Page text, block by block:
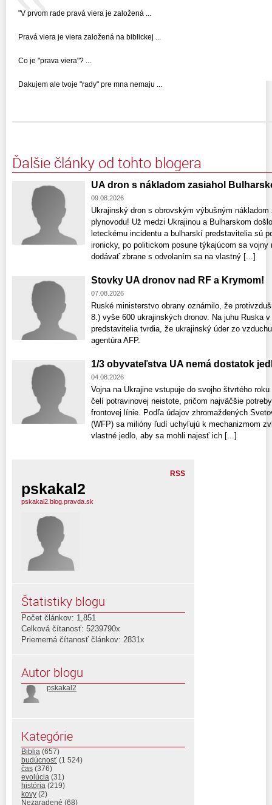
"V prvom rade pravá viera je založená ...
Pravá viera je viera založená na biblickej ...
Co je "prava viera"? ...
Dakujem ale tvoje "rady" pre mna nemaju ...
Ďalšie články od tohto blogera
UA dron s nákladom zasiahol
09.08.2026
Ukrajinský dron s obrovským výbušným
plynovodu! Už medzi Ukrajinou a Bulharskom
leteckému incidentu a bulharskí predstavitelia sú
ironicky, po politickom posune týkajúcom sa
dodávať zbrane s odvolaním sa na vlastný [...]
Stovky UA dronov nad RF a Krymom!
07.08.2026
Ruské ministerstvo obrany oznámilo, že
8.) vyše 600 ukrajinských dronov. Na juhu Ruska
predstavitelia tvrdia, že ukrajinský úder zo
agentúra AFP.
1/3 obyvateľstva UA nemá dostatok
04.08.2026
Vojna na Ukrajine vstupuje do svojho štvrtého
čelí potravinovej neistote, pričom najväčšie
frontovej línie. Podľa údajov zhromaždených
(WFP) sa milióny ľudí uchyľujú k mechanizmom
vlastné jedlo, aby sa mohli najesť ich [...]
RSS
pskakal2
pskakal2.blog.pravda.sk
Štatistiky blogu
Počet článkov: 1,851
Celková čítanosť: 5239790x
Priemerná čítanosť článkov: 2831x
Autor blogu
pskakal2
Kategórie
Biblia (657)
budúcnosť (1 524)
čas (376)
evolúcia (31)
história (219)
kovy (2)
Nezaradené (68)